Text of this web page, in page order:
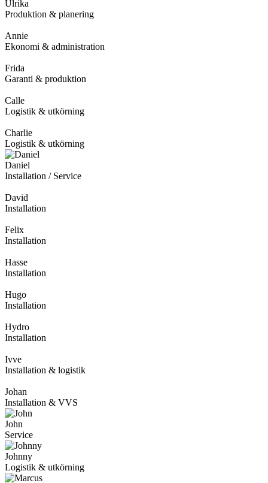
Ulrika
Produktion & planering
Annie
Ekonomi & administration
Frida
Garanti & produktion
Calle
Logistik & utkörning
Charlie
Logistik & utkörning
Daniel
Installation / Service
David
Installation
Felix
Installation
Hasse
Installation
Hugo
Installation
Hydro
Installation
Ivve
Installation & logistik
Johan
Installation & VVS
John
Service
Johnny
Logistik & utkörning